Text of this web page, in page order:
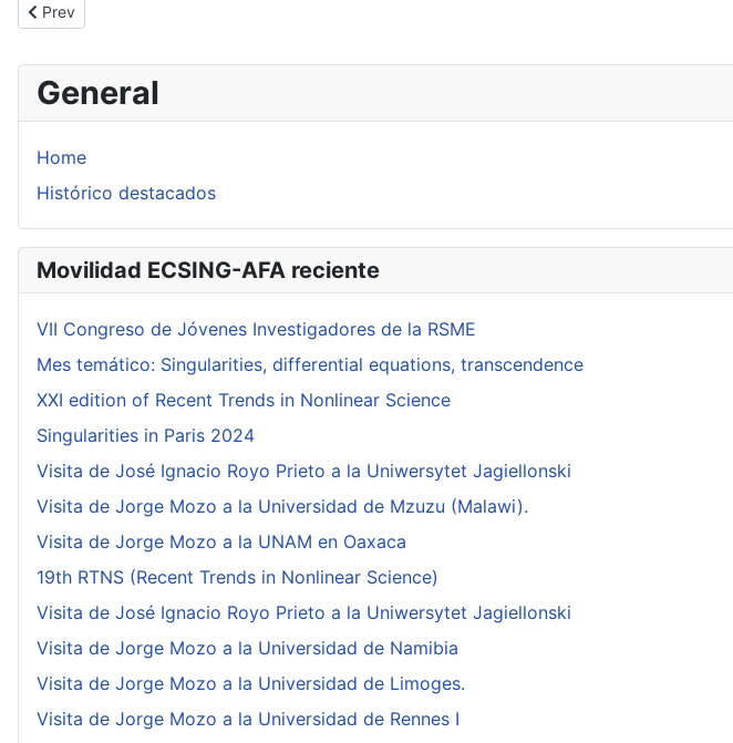
General
Home
Histórico destacados
Movilidad ECSING-AFA reciente
VII Congreso de Jóvenes Investigadores de la RSME
Mes temático: Singularities, differential equations, transcendence
XXI edition of Recent Trends in Nonlinear Science
Singularities in Paris 2024
Visita de José Ignacio Royo Prieto a la Uniwersytet Jagiellonski
Visita de Jorge Mozo a la Universidad de Mzuzu (Malawi).
Visita de Jorge Mozo a la UNAM en Oaxaca
19th RTNS (Recent Trends in Nonlinear Science)
Visita de José Ignacio Royo Prieto a la Uniwersytet Jagiellonski
Visita de Jorge Mozo a la Universidad de Namibia
Visita de Jorge Mozo a la Universidad de Limoges.
Visita de Jorge Mozo a la Universidad de Rennes I
Previous article: XXVIII Encuentro de Topología
Prev